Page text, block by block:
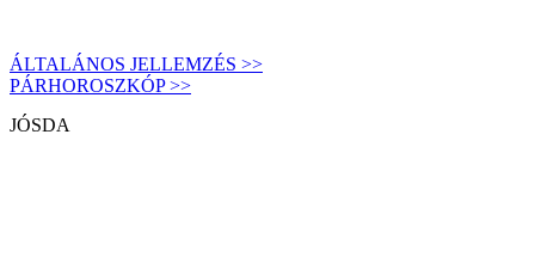
ÁLTALÁNOS JELLEMZÉS >>
PÁRHOROSZKÓP >>
JÓSDA